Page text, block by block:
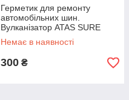
Герметик для ремонту
автомобільних шин.
Вулканізатор ATAS SURE
(300 мл.) Шинні
ремкомплекти
Немає в наявності
300 ₴